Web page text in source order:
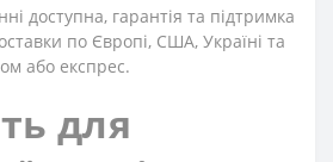
доступна, гарантія та підтримка
по Європі, США, Україні та
або експрес.
для